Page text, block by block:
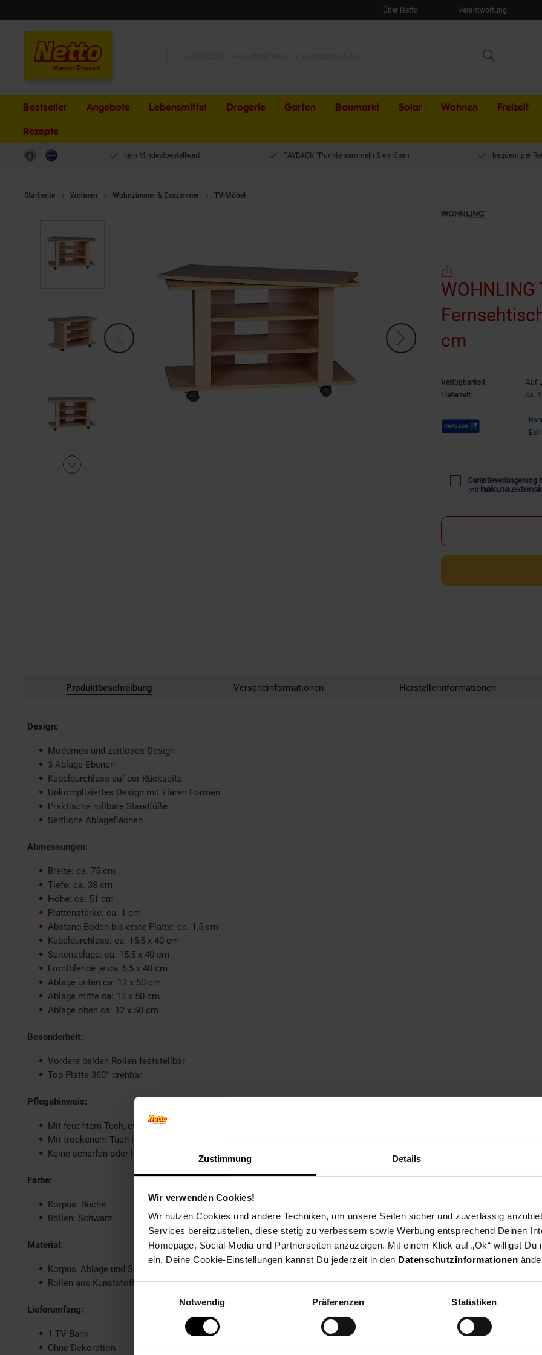
Zustimmung Details
Wir verwenden Cookies!
Wir nutzen Cookies und andere Techniken, um unsere Seiten sicher und zuverlässig
Services bereitzustellen, diese stetig zu verbessern sowie Werbung entsprechend Deinen
Homepage, Social Media und Partnerseiten anzuzeigen. Mit einem Klick auf „Ok“ willigst Du
ein. Deine Cookie-Einstellungen kannst Du jederzeit in den Datenschutzinformationen
Notwendig
Präferenzen Statistiken
Über Netto Verantwortung
Bestseller Angebote Lebensmittel Drogerie Garten Baumarkt Solar Wohnen
Freizeit
Rezepte
kein Mindestbestellwert PAYBACK °Punkte sammeln & einlösen bequem per
Startseite Wohnen Wohnzimmer & Esszimmer TV-Möbel
cm
Verfügbarkeit:
Auf
Lieferzeit:
ca.
Payback Punkte
Garantieverlängerung
mit
Produktbeschreibung Versandinformationen Herstellerinformationen
Design:
Modernes und zeitloses Design
3 Ablage Ebenen
Kabeldurchlass auf der Rückseite
Unkompliziertes Design mit klaren Formen
Praktische rollbare Standfüße
Seitliche Ablageflächen
Abmessungen:
Breite: ca. 75 cm
Tiefe: ca. 38 cm
Höhe: ca. 51 cm
Plattenstärke: ca. 1 cm
Abstand Boden bis erste Platte: ca. 1,5 cm
Kabeldurchlass: ca. 15,5 x 40 cm
Seitenablage: ca. 15,5 x 40 cm
Frontblende je ca. 6,5 x 40 cm
Ablage unten ca: 12 x 50 cm
Ablage mitte ca: 13 x 50 cm
Ablage oben ca: 12 x 50 cm
Besonderheit:
Vordere beiden Rollen feststellbar
Top Platte 360° drehbar
Pflegehinweis:
Mit feuchtem Tuch, evtl. mit mildem Reinigungsmittel abwischen
Mit trockenem Tuch nachwischen
Keine scharfen oder lösungsmittelhaltigen Reiniger verwenden
Farbe:
Korpus: Buche
Rollen: Schwarz
Material:
Korpus, Ablage und Schublade aus Spanplatte&nbsp
Rollen aus Kunststoff
Lieferumfang:
1 TV Bank
Ohne Dekoration